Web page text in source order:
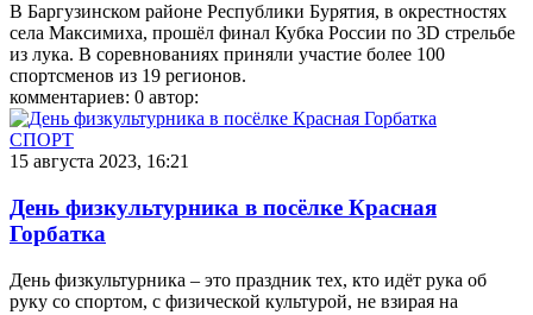
В Баргузинском районе Республики Бурятия, в окрестностях
села Максимиха, прошёл финал Кубка России по 3D стрельбе
из лука. В соревнованиях приняли участие более 100
спортсменов из 19 регионов.
комментариев: 0 автор:
СПОРТ
15 августа 2023, 16:21
День физкультурника в посёлке Красная
Горбатка
День физкультурника – это праздник тех, кто идёт рука об
руку со спортом, с физической культурой, не взирая на